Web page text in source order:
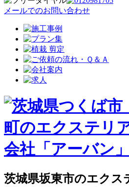
メールでのお問い合わせ
茨城県坂東市のエクス